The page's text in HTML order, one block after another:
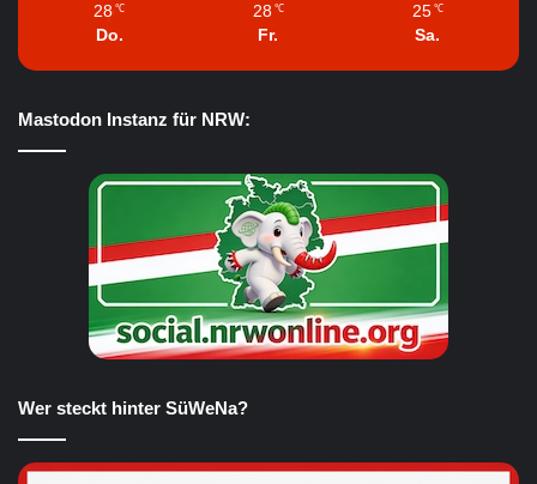
28 ℃
Do.
28 ℃
Fr.
25 ℃
Sa.
Mastodon Instanz für NRW:
Wer steckt hinter SüWeNa?